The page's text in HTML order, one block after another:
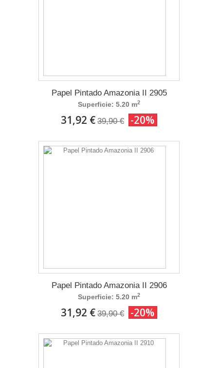
Papel Pintado Amazonia II 2905
Superficie: 5.20 m2
31,92 € 39,90 € -20%
Papel Pintado Amazonia II 2906
Superficie: 5.20 m2
31,92 € 39,90 € -20%